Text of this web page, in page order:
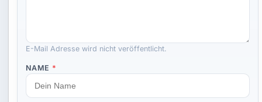
E-Mail Adresse wird nicht veröffentlicht.
NAME *